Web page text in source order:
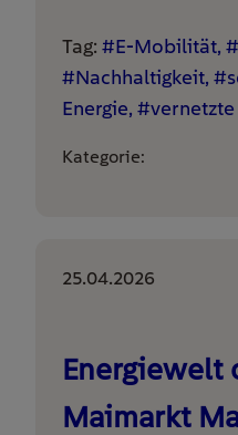
Tag: #E-Mobilität,
#Nachhaltigkeit,
Energie,
Kategorie:
25.04.2026
Energiewelt
Maimarkt